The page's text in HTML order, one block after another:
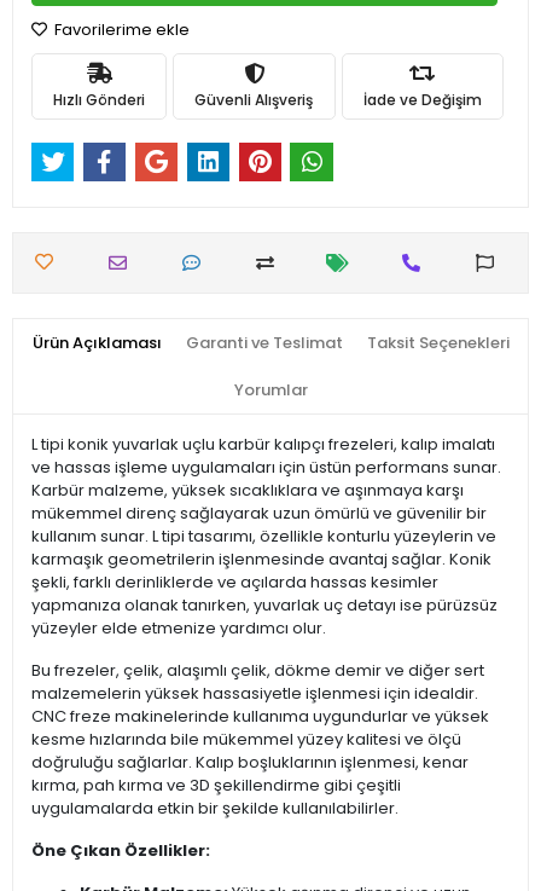
Favorilerime ekle
Hızlı Gönderi Güvenli Alışveriş İade ve Değişim
Ürün Açıklaması Garanti ve Teslimat Taksit Seçenekleri
Yorumlar
L tipi konik yuvarlak uçlu karbür kalıpçı frezeleri, kalıp imalatı
ve hassas işleme uygulamaları için üstün performans sunar.
Karbür malzeme, yüksek sıcaklıklara ve aşınmaya karşı
mükemmel direnç sağlayarak uzun ömürlü ve güvenilir bir
kullanım sunar. L tipi tasarımı, özellikle konturlu yüzeylerin ve
karmaşık geometrilerin işlenmesinde avantaj sağlar. Konik
şekli, farklı derinliklerde ve açılarda hassas kesimler
yapmanıza olanak tanırken, yuvarlak uç detayı ise pürüzsüz
yüzeyler elde etmenize yardımcı olur.
Bu frezeler, çelik, alaşımlı çelik, dökme demir ve diğer sert
malzemelerin yüksek hassasiyetle işlenmesi için idealdir.
CNC freze makinelerinde kullanıma uygundurlar ve yüksek
kesme hızlarında bile mükemmel yüzey kalitesi ve ölçü
doğruluğu sağlarlar. Kalıp boşluklarının işlenmesi, kenar
kırma, pah kırma ve 3D şekillendirme gibi çeşitli
uygulamalarda etkin bir şekilde kullanılabilirler.
Öne Çıkan Özellikler: